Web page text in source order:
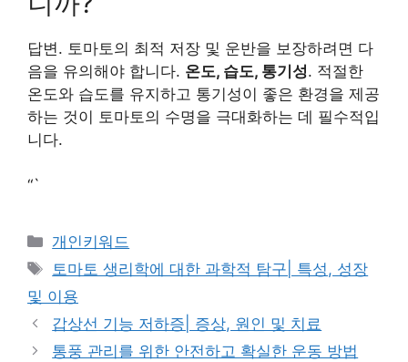
답변. 토마토의 최적 저장 및 운반을 보장하려면 다
음을 유의해야 합니다. 온도, 습도, 통기성. 적절한
온도와 습도를 유지하고 통기성이 좋은 환경을 제공
하는 것이 토마토의 수명을 극대화하는 데 필수적입
니다.
“`
카
테
리
개인키워드
태
그
토마토 생리학에 대한 과학적 탐구| 특성, 성장
및 이용
갑상선 기능 저하증| 증상, 원인 및 치료
통풍 관리를 위한 안전하고 확실한 운동 방법